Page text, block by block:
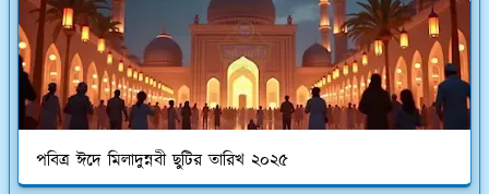
পবিত্র ঈদে মিলাদুন্নবী ছুটির তারিখ ২০২৫